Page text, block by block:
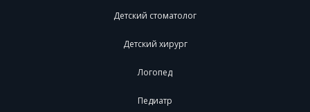
Детский стоматолог
Детский хирург
Логопед
Педиатр